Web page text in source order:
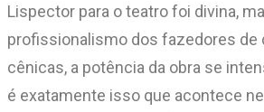
Lispector para o teatro foi divina,
profissionalismo dos fazedores de
cênicas, a potência da obra se
é exatamente isso que acontece